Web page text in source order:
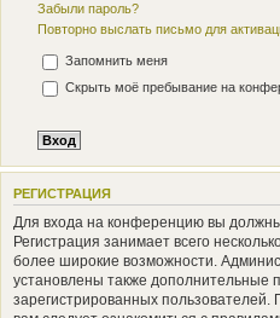
Забыли пароль?
Повторно выслать письмо для
Запомнить меня
Скрыть моё пребывание на
РЕГИСТРАЦИЯ
Для входа на конференцию вы
Регистрация занимает всего
более широкие возможности.
установлены также дополнительные
зарегистрированных пользователей.